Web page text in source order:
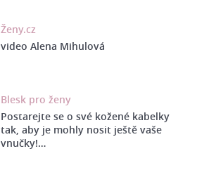
Ženy.cz
video Alena Mihulová
Blesk pro ženy
Postarejte se o své kožené kabelky
tak, aby je mohly nosit ještě vaše
vnučky!…